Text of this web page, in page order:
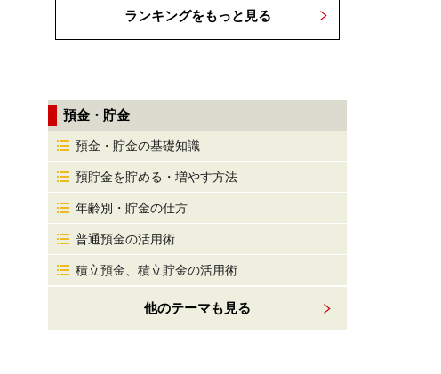
ランキングをもっと見る
預金・貯金
預金・貯金の基礎知識
預貯金を貯める・増やす方法
年齢別・貯金の仕方
普通預金の活用術
積立預金、積立貯金の活用術
他のテーマも見る